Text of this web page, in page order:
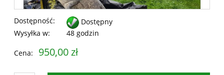
Dostępność:
Dostępny
Wysyłka w:
48 godzin
Cena: 950,00 zł